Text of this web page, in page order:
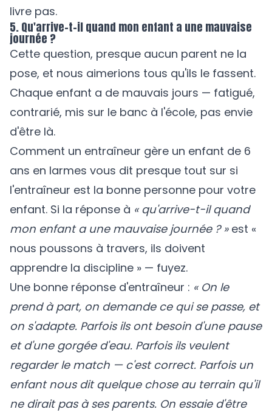
livre pas.
5. Qu'arrive-t-il quand mon enfant a une mauvaise
journée ?
Cette question, presque aucun parent ne la
pose, et nous aimerions tous qu'ils le fassent.
Chaque enfant a de mauvais jours — fatigué,
contrarié, mis sur le banc à l'école, pas envie
d'être là.
Comment un entraîneur gère un enfant de 6
ans en larmes vous dit presque tout sur si
l'entraîneur est la bonne personne pour votre
enfant. Si la réponse à « qu'arrive-t-il quand
mon enfant a une mauvaise journée ? »est «
nous poussons à travers, ils doivent
apprendre la discipline » — fuyez.
Une bonne réponse d'entraîneur : « On le
prend à part, on demande ce qui se passe, et
on s'adapte. Parfois ils ont besoin d'une pause
et d'une gorgée d'eau. Parfois ils veulent
regarder le match — c'est correct. Parfois un
enfant nous dit quelque chose au terrain qu'il
ne dirait pas à ses parents. On essaie d'être